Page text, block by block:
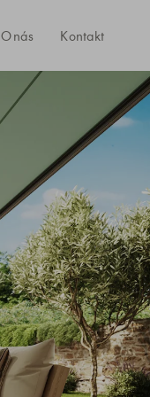
O nás Kontakt